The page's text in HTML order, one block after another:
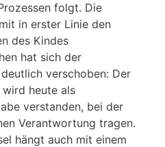
folgt. Die
in erster Linie den
des Kindes
hat sich der
verschoben: Der
heute als
verstanden, bei der
Verantwortung tragen.
hängt auch mit einem